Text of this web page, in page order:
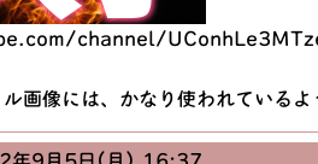
channel/
画像には、かなり使われているよ